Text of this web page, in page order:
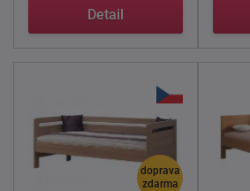
Detail
doprava
zdarma